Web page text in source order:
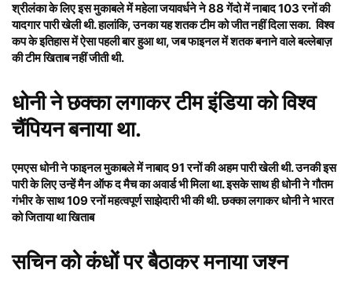
श्रीलंका के लिए इस मुकाबले मेंमहेला जयावर्धने ने 88 गेंदो में नाबाद 103 रनों की
यादगार पारी खेली थी. हालांकि, उनका यह शतक टीम को जीत नहीं दिला सका. विश्व
कप के इतिहास में ऐसा पहली बार हुआ था, जब फाइनल में शतक बनाने वाले बल्लेबाज़
की टीम खिताब नहीं जीती थी.
धोनी ने छक्का लगाकर टीम इंडिया को विश्व
चैंपियन बनाया था.
एमएस धोनी ने फाइनल मुकाबले में नाबाद 91 रनों की अहम पारी खेली थी. उनकी इस
पारी के लिए उन्हें मैन ऑफ द मैच का अवार्ड भी मिला था. इसके साथ ही धोनी ने गौतम
गंभीर के साथ 109 रनों महत्वपूर्ण साझेदारी भी की थी. छक्का लगाकर धोनी ने भारत
को जिताया था खिताब
सचिन को कंधों पर बैठाकर मनाया जश्न